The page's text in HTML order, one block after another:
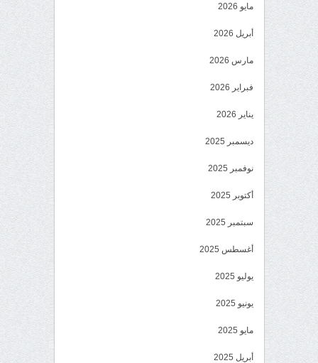
مايو 2026
أبريل 2026
مارس 2026
فبراير 2026
يناير 2026
ديسمبر 2025
نوفمبر 2025
أكتوبر 2025
سبتمبر 2025
أغسطس 2025
يوليو 2025
يونيو 2025
مايو 2025
أبريل 2025